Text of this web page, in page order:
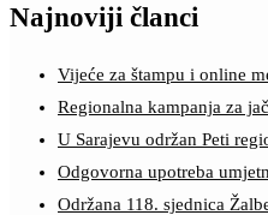
Najnoviji članci
Vijeće za štampu i online
Regionalna kampanja za
U Sarajevu održan Peti
Odgovorna upotreba
Održana 118. sjednica